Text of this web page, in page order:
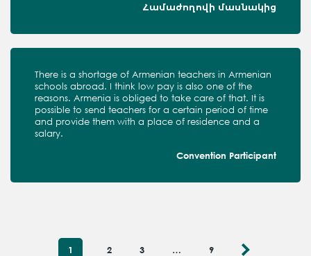
Համաժողովի մասնակից
There is a shortage of Armenian teachers in Armenian
schools abroad. I think low pay is also one of the
reasons. Armenia is obliged to take care of that. It is
possible to send teachers for a certain period of time
and provide them with a place of residence and a
salary.
Convention Participant
1 2 3 … 9